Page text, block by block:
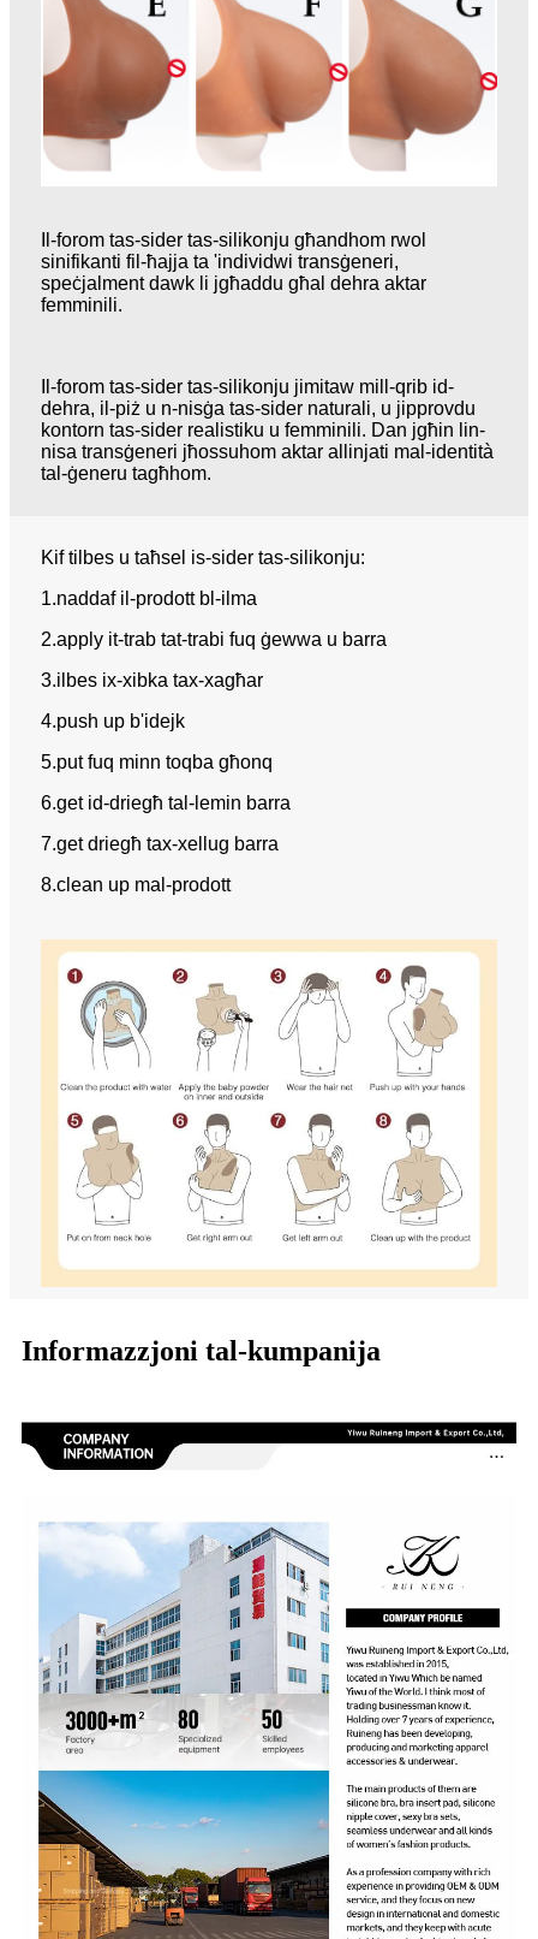
Il-forom tas-sider tas-silikonju għandhom rwol
sinifikanti fil-ħajja ta 'individwi transġeneri,
speċjalment dawk li jgħaddu għal dehra aktar
femminili.
Il-forom tas-sider tas-silikonju jimitaw mill-qrib id-
dehra, il-piż u n-nisġa tas-sider naturali, u jipprovdu
kontorn tas-sider realistiku u femminili. Dan jgħin lin-
nisa transġeneri jħossuhom aktar allinjati mal-identità
tal-ġeneru tagħhom.
Kif tilbes u taħsel is-sider tas-silikonju:
1.naddaf il-prodott bl-ilma
2.apply it-trab tat-trabi fuq ġewwa u barra
3.ilbes ix-xibka tax-xagħar
4.push up b'idejk
5.put fuq minn toqba għonq
6.get id-driegħ tal-lemin barra
7.get driegħ tax-xellug barra
8.clean up mal-prodott
Informazzjoni tal-kumpanija